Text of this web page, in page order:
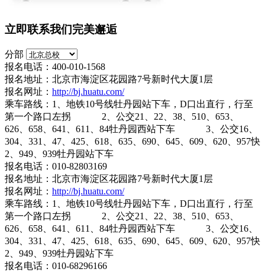
立即联系我们完美邂逅
分部
报名电话：400-010-1568
报名地址：北京市海淀区花园路7号新时代大厦1层
报名网址： http://bj.huatu.com/
乘车路线：1、地铁10号线牡丹园站下车，D口出直行，行至
第一个路口左拐 2、公交21、22、38、510、653、
626、658、641、611、84牡丹园西站下车 3、公交16、
304、331、47、425、618、635、690、645、609、620、957快
2、949、939牡丹园站下车
报名电话：010-82803169
报名地址：北京市海淀区花园路7号新时代大厦1层
报名网址： http://bj.huatu.com/
乘车路线：1、地铁10号线牡丹园站下车，D口出直行，行至
第一个路口左拐 2、公交21、22、38、510、653、
626、658、641、611、84牡丹园西站下车 3、公交16、
304、331、47、425、618、635、690、645、609、620、957快
2、949、939牡丹园站下车
报名电话：010-68296166